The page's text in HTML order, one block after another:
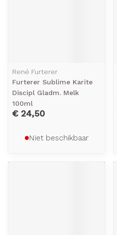
René Furterer
Furterer Sublime Karite
Discipl Gladm. Melk
100ml
€ 24,50
Niet beschikbaar